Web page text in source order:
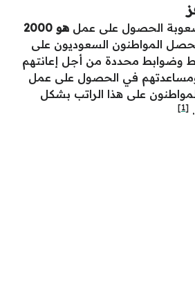
الحصول على عمل
هو 2000
المواطنون السعوديون على
وضوابط محددة من أجل إعانتهم
ومساعدتهم في الحصول على عمل
على هذا الراتب بشكل
[1]